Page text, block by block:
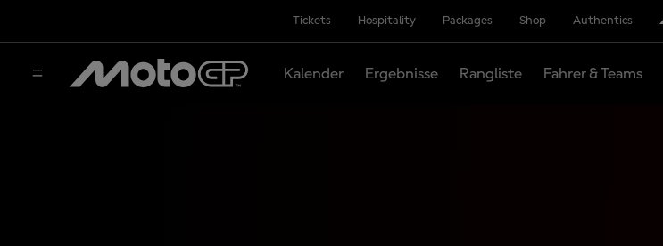
Tickets Hospitality Packages Shop Authentics
Kalender Ergebnisse Rangliste Fahrer & Teams